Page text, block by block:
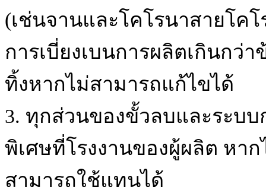
(เช่นจานและโคโรนาสายโค
การเบี่ยงเบนการผลิตเกินกว่
ทิ้งหากไม่สามารถแก้ไขได้
3. ทุกส่วนของขั้วลบและระบ
พิเศษที่โรงงานของผู้ผลิต หา
สามารถใช้แทนได้